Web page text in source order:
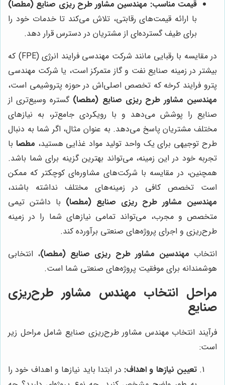
قیمت مناسب: مهندسین مشاور طرح ریزی صنایع (مطصا)
با ارائه قیمت‌های رقابتی، تلاش می‌کند تا خدمات خود را
برای طیف گسترده‌ای از مشتریان در دسترس قرار دهد.
در مقایسه با رقبایی مانند شرکت مهندسی فرایند انرژی (FPE) که
بیشتر در زمینه صنایع نفت و گاز متمرکز است، یا شرکت مهندسی
پترو فرایند کرخه که تخصص اصلی‌اش در حوزه پتروشیمی است،
مهندسین مشاور طرح ریزی صنایع (مطصا) گستره وسیع‌تری از
صنایع را پوشش می‌دهد و با رویکردی جامع‌تر، به نیازهای
مختلف مشتریان پاسخ می‌دهد. به عنوان مثال، اگر شما به دنبال
طرح توجیهی برای یک واحد تولید مواد غذایی هستید، مطصا با
تجربه خود در این زمینه، می‌تواند بهترین گزینه برای شما باشد.
همچنین، در مقایسه با شرکت‌های مشاوره‌ای کوچکتر که ممکن
است تخصص کافی در زمینه‌های مختلف نداشته باشند،
مهندسین مشاور طرح ریزی صنایع (مطصا) با داشتن تیمی
متخصص و مجرب، می‌تواند تمامی نیازهای شما را در زمینه
طرح‌ریزی و اجرای پروژه‌های صنعتی برآورده کند.
انتخاب مهندسین مشاور طرح ریزی صنایع (مطصا)، انتخابی
هوشمندانه برای موفقیت پروژه‌های صنعتی شما است.
مراحل انتخاب مهندس مشاور طرح‌ریزی
صنایع
فرآیند انتخاب مهندس مشاور طرح‌ریزی صنایع شامل مراحل زیر
است:
تعیین نیازها و اهداف: در ابتدا باید نیازها و اهداف خود را